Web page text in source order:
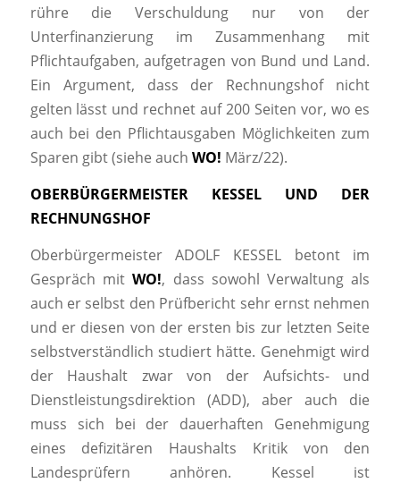
rühre die Verschuldung nur von der
Unterfinanzierung im Zusammenhang mit
Pflichtaufgaben, aufgetragen von Bund und Land.
Ein Argument, dass der Rechnungshof nicht
gelten lässt und rechnet auf 200 Seiten vor, wo es
auch bei den Pflichtausgaben Möglichkeiten zum
Sparen gibt (siehe auch WO! März/22).
OBERBÜRGERMEISTER KESSEL UND DER
RECHNUNGSHOF
Oberbürgermeister ADOLF KESSEL betont im
Gespräch mitWO!, dass sowohl Verwaltung als
auch er selbst den Prüfbericht sehr ernst nehmen
und er diesen von der ersten bis zur letzten Seite
selbstverständlich studiert hätte. Genehmigt wird
der Haushalt zwar von der Aufsichts- und
Dienstleistungsdirektion (ADD), aber auch die
muss sich bei der dauerhaften Genehmigung
eines defizitären Haushalts Kritik von den
Landesprüfern anhören. Kessel ist